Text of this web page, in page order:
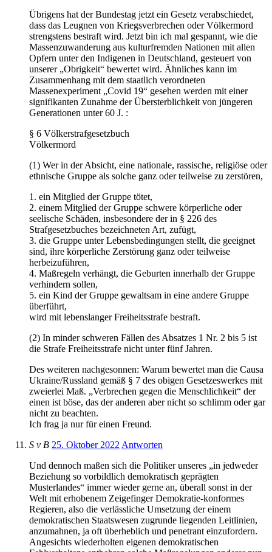
Übrigens hat der Bundestag jetzt ein Gesetz verabschiedet,
dass das Leugnen von Kriegsverbrechen oder Völkermord
strengstens bestraft wird. Jetzt bin ich mal gespannt, wie die
Massenzuwanderung aus kulturfremden Nationen mit allen
Opfern unter den Indigenen in Deutschland, gesteuert von
unserer „Obrigkeit“ bewertet wird. Ähnliches kann im
Zusammenhang mit dem staatlich verordneten
Massenexperiment „Covid 19“ gesehen werden mit einer
signifikanten Zunahme der Übersterblichkeit von jüngeren
Generationen unter 60 J. :
§ 6 Völkerstrafgesetzbuch
Völkermord
(1) Wer in der Absicht, eine nationale, rassische, religiöse oder
ethnische Gruppe als solche ganz oder teilweise zu zerstören,
1. ein Mitglied der Gruppe tötet,
2. einem Mitglied der Gruppe schwere körperliche oder
seelische Schäden, insbesondere der in § 226 des
Strafgesetzbuches bezeichneten Art, zufügt,
3. die Gruppe unter Lebensbedingungen stellt, die geeignet
sind, ihre körperliche Zerstörung ganz oder teilweise
herbeizuführen,
4. Maßregeln verhängt, die Geburten innerhalb der Gruppe
verhindern sollen,
5. ein Kind der Gruppe gewaltsam in eine andere Gruppe
überführt,
wird mit lebenslanger Freiheitsstrafe bestraft.
(2) In minder schweren Fällen des Absatzes 1 Nr. 2 bis 5 ist
die Strafe Freiheitsstrafe nicht unter fünf Jahren.
Des weiteren nachgesonnen: Warum bewertet man die Causa
Ukraine/Russland gemäß § 7 des obigen Gesetzeswerkes mit
zweierlei Maß. „Verbrechen gegen die Menschlichkeit“ der
einen ist böse, das der anderen aber nicht so schlimm oder gar
nicht zu beachten.
Ich frag ja nur für einen Freund.
S v B 25. Oktober 2022Antworten
Und dennoch maßen sich die Politiker unseres „in jedweder
Beziehung so vorbildlich demokratisch geprägten
Musterlandes“ immer wieder gerne an, überall sonst in der
Welt mit erhobenem Zeigefinger Demokratie-konformes
Regieren, also die verlässliche Umsetzung der einem
demokratischen Staatswesen zugrunde liegenden Leitlinien,
anzumahnen, ja oft überheblich und penetrant einzufordern.
Angesichts wiederholten eigenen demokratischen